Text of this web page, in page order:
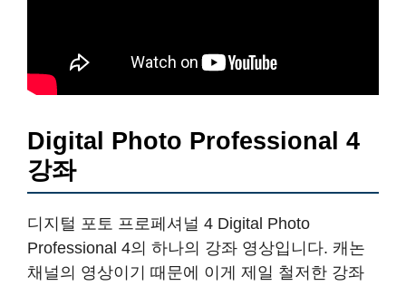
Digital Photo Professional 4
강좌
디지털 포토 프로페셔널 4 Digital Photo
Professional 4의 하나의 강좌 영상입니다. 캐논
채널의 영상이기 때문에 이게 제일 철저한 강좌